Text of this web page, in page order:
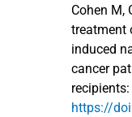
Cohen M,
treatment
induced
cancer
https://